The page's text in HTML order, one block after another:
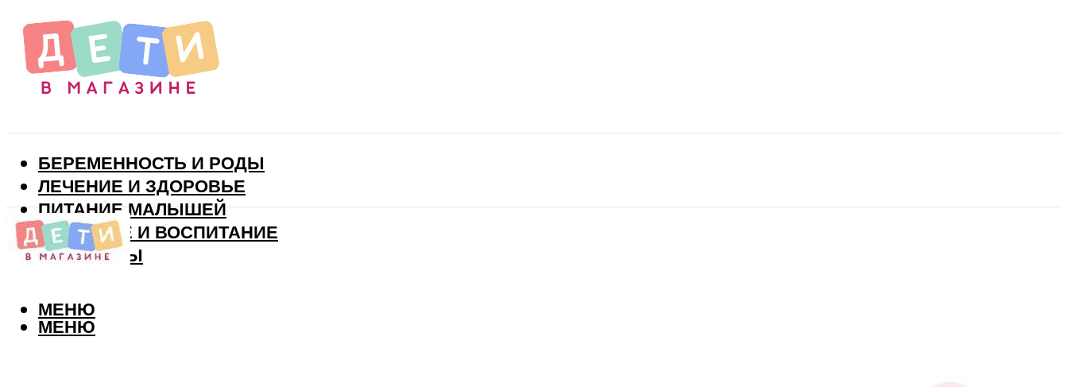
БЕРЕМЕННОСТЬ И РОДЫ
ЛЕЧЕНИЕ И ЗДОРОВЬЕ
ПИТАНИЕ МАЛЫШЕЙ
РАЗВИТИЕ И ВОСПИТАНИЕ
ВИТАМИНЫ
МЕНЮ
МЕНЮ